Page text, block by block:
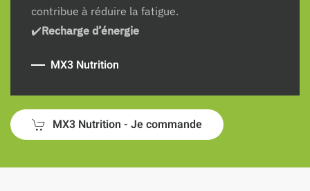
contribue à réduire la fatigue.
✔️Recharge d’énergie
MX3 Nutrition
MX3 Nutrition - Je commande